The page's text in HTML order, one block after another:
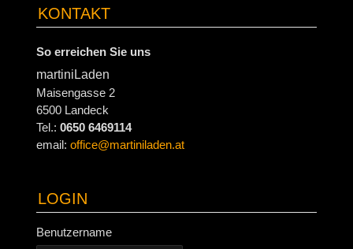
KONTAKT
So erreichen Sie uns
martiniLaden
Maisengasse 2
6500 Landeck
Tel.: 0650 6469114
email:office@martiniladen.at
LOGIN
Benutzername